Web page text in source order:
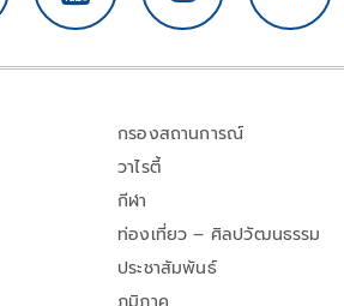
กรองสถานการณ์
วาไรตี้
กีฬา
ท่องเที่ยว – ศิลปวัฒนธรรม
ประชาสัมพันธ์